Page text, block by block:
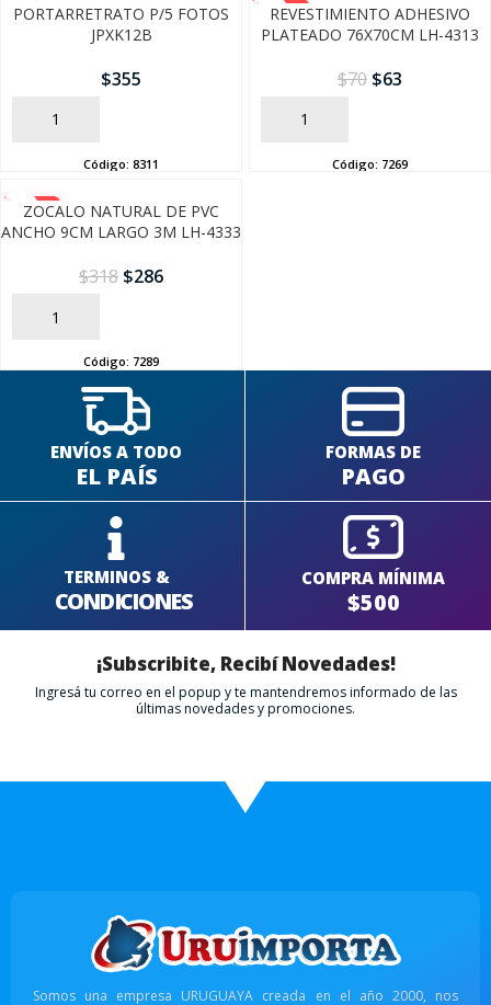
PORTARRETRATO P/5 FOTOS
JPXK12B
$355
AÑADIR
Código: 8311
-10%
REVESTIMIENTO ADHESIVO
PLATEADO 76X70CM LH-4313
$70 $63
AÑADIR
Código: 7269
-10%
ZOCALO NATURAL DE PVC
ANCHO 9CM LARGO 3M LH-4333
$318 $286
AÑADIR
Código: 7289
ENVÍOS A TODO
EL PAÍS
FORMAS DE
PAGO
TERMINOS &
CONDICIONES
COMPRA MÍNIMA
$500
¡Subscribite, Recibí Novedades!
Ingresá tu correo en el popup y te mantendremos informado de las
últimas novedades y promociones.
Somos una empresa URUGUAYA creada en el año 2000, nos